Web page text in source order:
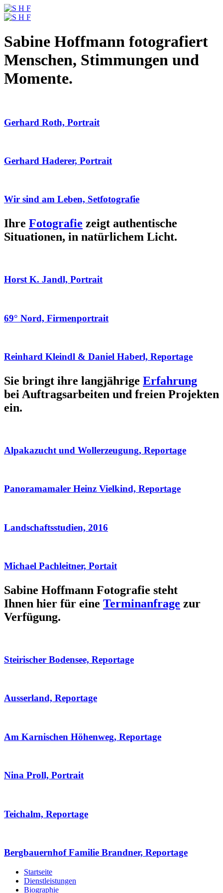
Sabine Hoffmann fotografiert
Menschen, Stimmungen und
Momente.
Gerhard Roth, Portrait
Gerhard Haderer, Portrait
Wir sind am Leben, Setfotografie
Ihre Fotografie zeigt authentische
Situationen, in natürlichem Licht.
Horst K. Jandl, Portrait
69° Nord, Firmenportrait
Reinhard Kleindl & Daniel Haberl, Reportage
Sie bringt ihre langjährige Erfahrung
bei Auftragsarbeiten und freien Projekten
ein.
Alpakazucht und Wollerzeugung, Reportage
Panoramamaler Heinz Vielkind, Reportage
Landschaftsstudien, 2016
Michael Pachleitner, Portait
Sabine Hoffmann Fotografie steht
Ihnen hier für eine Terminanfrage zur
Verfügung.
Steirischer Bodensee, Reportage
Ausserland, Reportage
Am Karnischen Höhenweg, Reportage
Nina Proll, Portrait
Teichalm, Reportage
Bergbauernhof Familie Brandner, Reportage
Startseite
Dienstleistungen
Biographie